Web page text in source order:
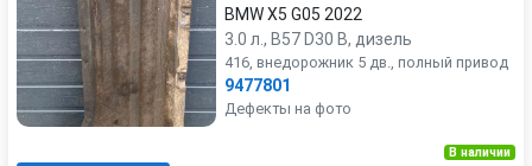
BMW X5 G05 2022
3.0 л., B57 D30 B, дизель
416, внедорожник 5 дв., полный привод
9477801
Дефекты на фото
В наличии